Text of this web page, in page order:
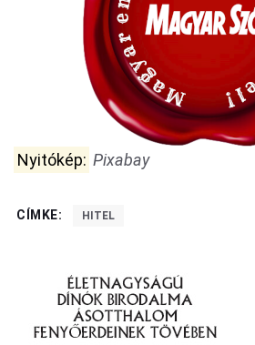
Nyitókép: Pixabay
CÍMKE: HITEL